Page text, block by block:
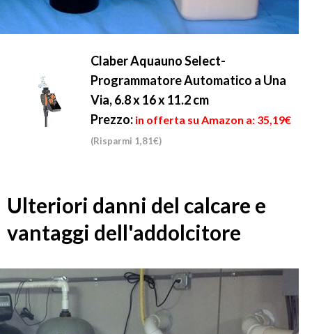
Claber Aquauno Select-
Programmatore Automatico a Una
Via, 6.8 x 16 x 11.2 cm
Prezzo: in offerta su Amazon a: 35,19€
(Risparmi 1,81€)
Ulteriori danni del calcare e
vantaggi dell'addolcitore